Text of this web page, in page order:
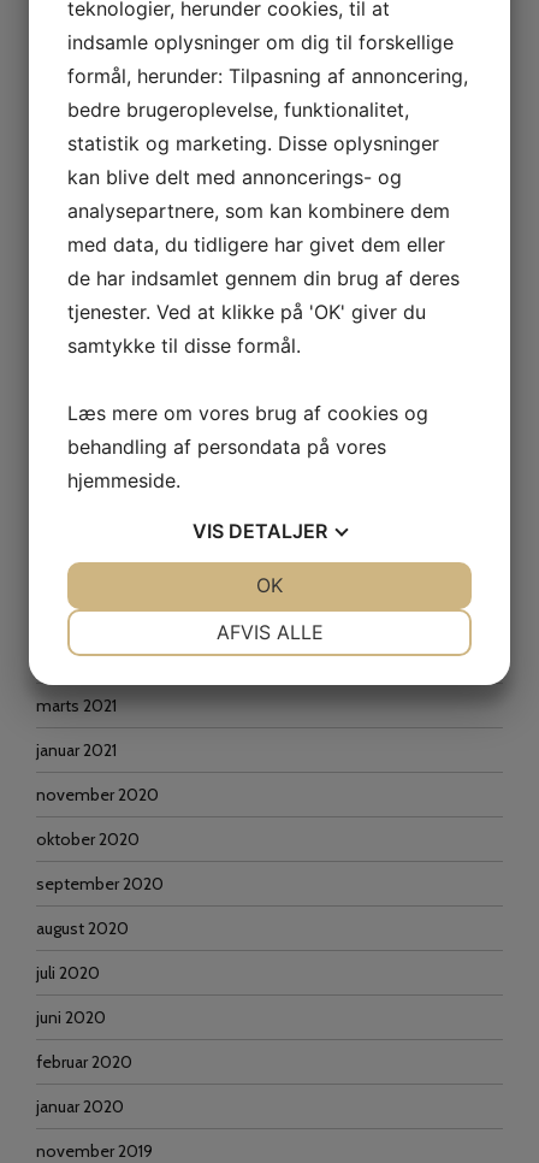
februar 2023
januar 2023
oktober 2022
september 2022
juli 2022
juni 2022
maj 2022
januar 2022
december 2021
september 2021
juni 2021
april 2021
marts 2021
januar 2021
november 2020
oktober 2020
september 2020
august 2020
juli 2020
juni 2020
februar 2020
januar 2020
november 2019
teknologier, herunder cookies, til at
indsamle oplysninger om dig til forskellige
formål, herunder: Tilpasning af annoncering,
bedre brugeroplevelse, funktionalitet,
statistik og marketing. Disse oplysninger
kan blive delt med annoncerings- og
analysepartnere, som kan kombinere dem
med data, du tidligere har givet dem eller
de har indsamlet gennem din brug af deres
tjenester. Ved at klikke på 'OK' giver du
samtykke til disse formål.
Læs mere om vores brug af cookies og
behandling af persondata på vores
hjemmeside.
VIS DETALJER
AFVIS ALLE
OK